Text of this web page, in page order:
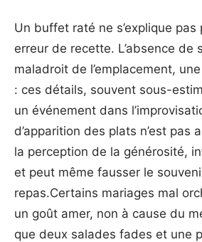
Un buffet raté ne s’explique pas
erreur de recette. L’absence de
maladroit de l’emplacement,
: ces détails, souvent sous-
un événement dans
d’apparition des plats n’est pas
la perception de la générosité,
et peut même fausser le
repas.Certains mariages mal
un goût amer, non à cause du
que deux salades fades et une